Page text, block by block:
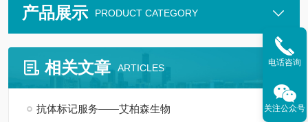
产品展示 PRODUCT CATEGORY
相关文章 ARTICLES
抗体标记服务——艾柏森生物
电话咨询
关注公众号